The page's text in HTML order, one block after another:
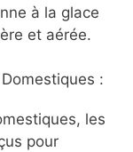
à la glace
et aérée.
:
les
pour